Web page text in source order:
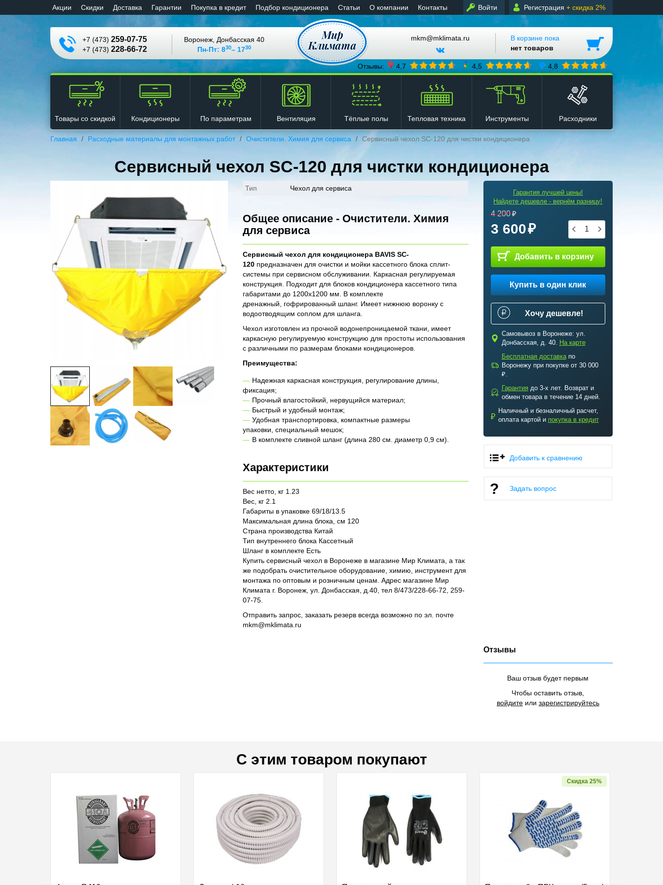
Войти Регистрация + скидка 2%
Aкции Cкидки Доставка Гарантии Покупка в кредит Подбор кондиционера Статьи О компании Контакты
+7 (473) 259-07-75
+7 (473) 228-66-72
Воронеж, Донбасская 40
Пн-Пт: 830– 1730
mkm@mklimata.ru
В корзине пока
нет товаров
Отзывы: 4,7 4,5 4,8
Товары со скидкой Кондиционеры По параметрам Вентиляция Тёплые полы Тепловая техника Инструменты Расходники
Главная Расходные материалы для монтажных работ Очистители. Химия для сервиса Сервисный чехол SC-120 для чистки кондиционера
Сервисный чехол SC-120 для чистки кондиционера
Гарантия лучшей цены!
Найдете дешевле - вернём разницу!
4 200
3 600
Добавить в корзину
Купить в один клик
Хочу дешевле!
c
Самовывоз в Воронеже: ул.
Донбасская, д. 40. На карте
a
Бесплатная доставкапо
Воронежу при покупке от 30 000
₽.
b
Гарантиядо 3-х лет. Возврат и
обмен товара в течение 14 дней.
₽
Наличный и безналичный расчет,
оплата картой и покупка в кредит
Добавить к сравнению
Задать вопрос
Тип Чехол для сервиса
Общее описание - Очистители. Химия
для сервиса
Сервисный чехол для кондиционера BAVIS SC-
120 предназначен для очистки и мойки кассетного блока сплит-
системы при сервисном обслуживании. Каркасная регулируемая
конструкция. Подходит для блоков кондиционера кассетного типа
габаритами до 1200х1200 мм. В комплекте
дренажный, гофрированный шланг. Имеет нижнюю воронку с
водоотводящим соплом для шланга.
Чехол изготовлен из прочной водонепроницаемой ткани, имеет
каркасную регулируемую конструкцию для простоты использования
с различными по размерам блоками кондиционеров.
Преимущества:
Надежная каркасная конструкция, регулирование длины,
фиксация;
Прочный влагостойкий, нервущийся материал;
Быстрый и удобный монтаж;
Удобная транспортировка, компактные размеры
упаковки, специальный мешок;
В комплекте сливной шланг (длина 280 см. диаметр 0,9 см).
Характеристики
Вес нетто, кг 1.23
Вес, кг 2.1
Габариты в упаковке 69/18/13.5
Максимальная длина блока, см 120
Страна производства Китай
Тип внутреннего блока Кассетный
Шланг в комплекте Есть
Купить сервисный чехол в Воронеже в магазине Мир Климата, а так
же подобрать очистительное оборудование, химию, инструмент для
монтажа по оптовым и розничным ценам. Адрес магазине Мир
Климата г. Воронеж, ул. Донбасская, д.40, тел 8/473/228-66-72, 259-
07-75.
Отправить запрос, заказать резерв всегда возможно по эл. почте
mkm@mklimata.ru
Отзывы
Ваш отзыв будет первым
Чтобы оставить отзыв,
войдитеили зарегистрируйтесь
С этим товаром покупают
Скидка 25%